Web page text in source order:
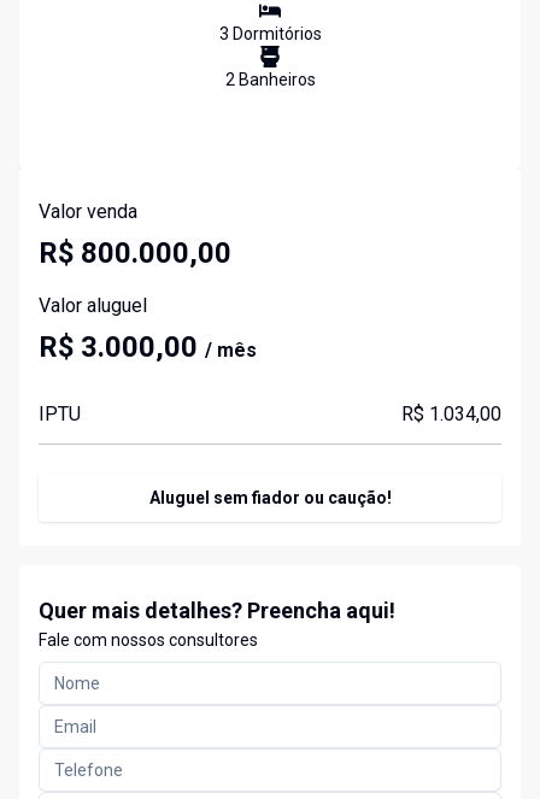
3 Dormitórios
2Banheiros
Valor venda
R$ 800.000,00
Valor aluguel
R$ 3.000,00 / mês
IPTU R$ 1.034,00
Aluguel sem fiador ou caução!
Quer mais detalhes? Preencha aqui!
Fale com nossos consultores